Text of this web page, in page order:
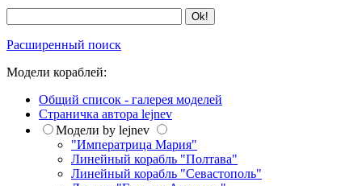
Расширенный поиск
Модели кораблей:
Общий список - галерея моделей
Страничка автора lejnev
Модели by lejnev
"Императрица Мария"
Линейный корабль "Полтава"
Линейный корабль "Севастополь"